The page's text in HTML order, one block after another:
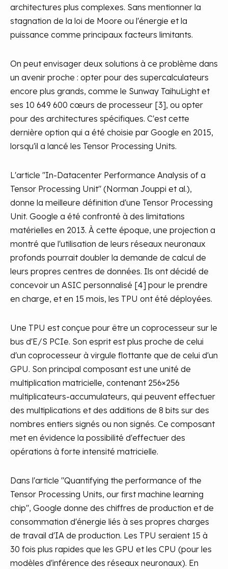
architectures plus complexes. Sans mentionner la
stagnation de la loi de Moore ou l'énergie et la
puissance comme principaux facteurs limitants.
On peut envisager deux solutions à ce problème dans
un avenir proche : opter pour des supercalculateurs
encore plus grands, comme le Sunway TaihuLight et
ses 10 649 600 cœurs de processeur [3], ou opter
pour des architectures spécifiques. C'est cette
dernière option qui a été choisie par Google en 2015,
lorsqu'il a lancé les Tensor Processing Units.
L'article "In-Datacenter Performance Analysis of a
Tensor Processing Unit" (Norman Jouppi et al.),
donne la meilleure définition d'une Tensor Processing
Unit. Google a été confronté à des limitations
matérielles en 2013. À cette époque, une projection a
montré que l'utilisation de leurs réseaux neuronaux
profonds pourrait doubler la demande de calcul de
leurs propres centres de données. Ils ont décidé de
concevoir un ASIC personnalisé [4] pour le prendre
en charge, et en 15 mois, les TPU ont été déployées.
Une TPU est conçue pour être un coprocesseur sur le
bus d'E/S PCIe. Son esprit est plus proche de celui
d'un coprocesseur à virgule flottante que de celui d'un
GPU. Son principal composant est une unité de
multiplication matricielle, contenant 256×256
multiplicateurs-accumulateurs, qui peuvent effectuer
des multiplications et des additions de 8 bits sur des
nombres entiers signés ou non signés. Ce composant
met en évidence la possibilité d'effectuer des
opérations à forte intensité matricielle.
Dans l'article "Quantifying the performance of the
Tensor Processing Units, our first machine learning
chip", Google donne des chiffres de production et de
consommation d'énergie liés à ses propres charges
de travail d'IA de production. Les TPU seraient 15 à
30 fois plus rapides que les GPU et les CPU (pour les
modèles d'inférence des réseaux neuronaux). En